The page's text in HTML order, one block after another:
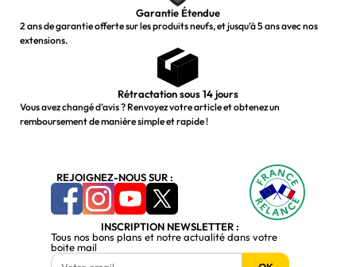
Garantie Étendue
2 ans de garantie offerte sur les produits neufs, et jusqu’à 5 ans avec nos
extensions.
Rétractation sous 14 jours
Vous avez changé d’avis ? Renvoyez votre article et obtenez un
remboursement de manière simple et rapide !
REJOIGNEZ-NOUS SUR :
INSCRIPTION NEWSLETTER :
Tous nos bons plans et notre actualité dans votre
boite mail